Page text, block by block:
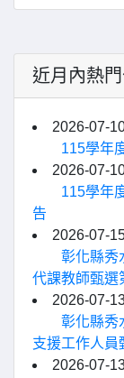
近月內熱
2026-07-
115學年
2026-07-
115學年
告
2026-07-
彰化縣秀
代課教師甄選
2026-07-
彰化縣秀
支援工作人員
2026-07-